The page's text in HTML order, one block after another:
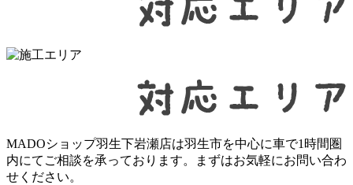
MADOショップ羽生下岩瀬店は羽生市を中心に車で1時間圏
内にてご相談を承っております。まずはお気軽にお問い合わ
せください。